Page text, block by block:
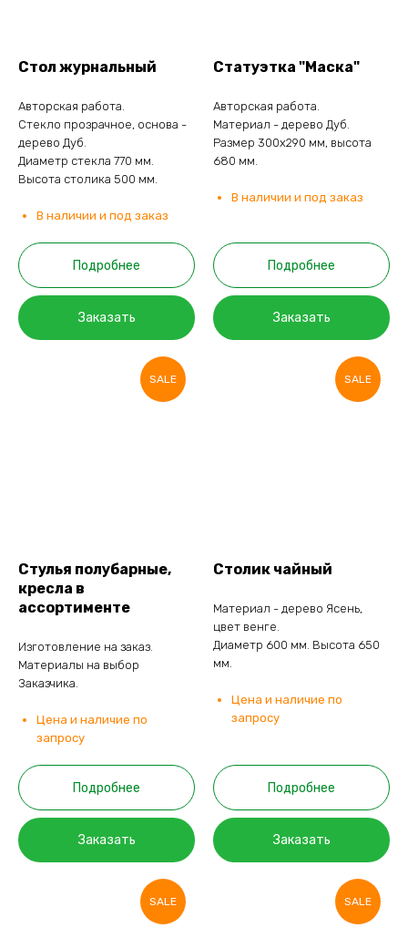
Стол журнальный
Авторская работа.
Стекло прозрачное, основа -
дерево Дуб.
Диаметр стекла 770 мм.
Высота столика 500 мм.
В наличии и под заказ
Подробнее
Заказать
Статуэтка "Маска"
Авторская работа.
Материал - дерево Дуб.
Размер 300х290 мм, высота
680 мм.
В наличии и под заказ
Подробнее
Заказать
SALE
Стулья полубарные,
кресла в
ассортименте
Изготовление на заказ.
Материалы на выбор
Заказчика.
Цена и наличие по
запросу
Подробнее
Заказать
SALE
Столик чайный
Материал - дерево Ясень,
цвет венге.
Диаметр 600 мм. Высота 650
мм.
Цена и наличие по
запросу
Подробнее
Заказать
SALE SALE